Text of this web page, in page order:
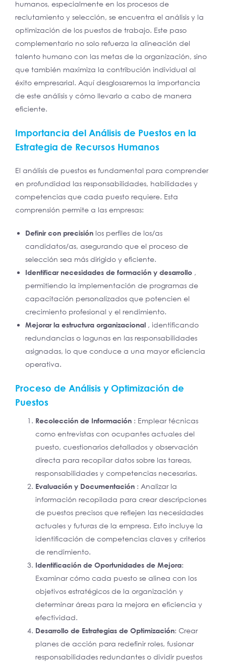
humanos, especialmente en los procesos de
reclutamiento y selección, se encuentra el análisis y la
optimización de los puestos de trabajo. Este paso
complementario no solo refuerza la alineación del
talento humano con las metas de la organización, sino
que también maximiza la contribución individual al
éxito empresarial. Aquí desglosaremos la importancia
de este análisis y cómo llevarlo a cabo de manera
eficiente.
Importancia del Análisis de Puestos en la
Estrategia de Recursos Humanos
El análisis de puestos es fundamental para comprender
en profundidad las responsabilidades, habilidades y
competencias que cada puesto requiere. Esta
comprensión permite a las empresas:
Definir con precisión los perfiles de los/as
candidatos/as, asegurando que el proceso de
selección sea más dirigido y eficiente.
Identificar necesidades de formación y desarrollo ,
permitiendo la implementación de programas de
capacitación personalizados que potencien el
crecimiento profesional y el rendimiento.
Mejorar la estructura organizacional , identificando
redundancias o lagunas en las responsabilidades
asignadas, lo que conduce a una mayor eficiencia
operativa.
Proceso de Análisis y Optimización de
Puestos
Recolección de Información : Emplear técnicas
como entrevistas con ocupantes actuales del
puesto, cuestionarios detallados y observación
directa para recopilar datos sobre las tareas,
responsabilidades y competencias necesarias.
Evaluación y Documentación : Analizar la
información recopilada para crear descripciones
de puestos precisos que reflejen las necesidades
actuales y futuras de la empresa. Esto incluye la
identificación de competencias claves y criterios
de rendimiento.
Identificación de Oportunidades de Mejora:
Examinar cómo cada puesto se alinea con los
objetivos estratégicos de la organización y
determinar áreas para la mejora en eficiencia y
efectividad.
Desarrollo de Estrategias de Optimización: Crear
planes de acción para redefinir roles, fusionar
responsabilidades redundantes o dividir puestos